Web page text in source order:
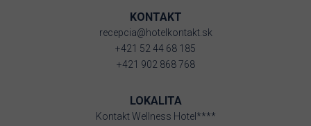
KONTAKT
recepcia@hotelkontakt.sk
+421 52 44 68 185
+421 902 868 768
LOKALITA
Kontakt Wellness Hotel****